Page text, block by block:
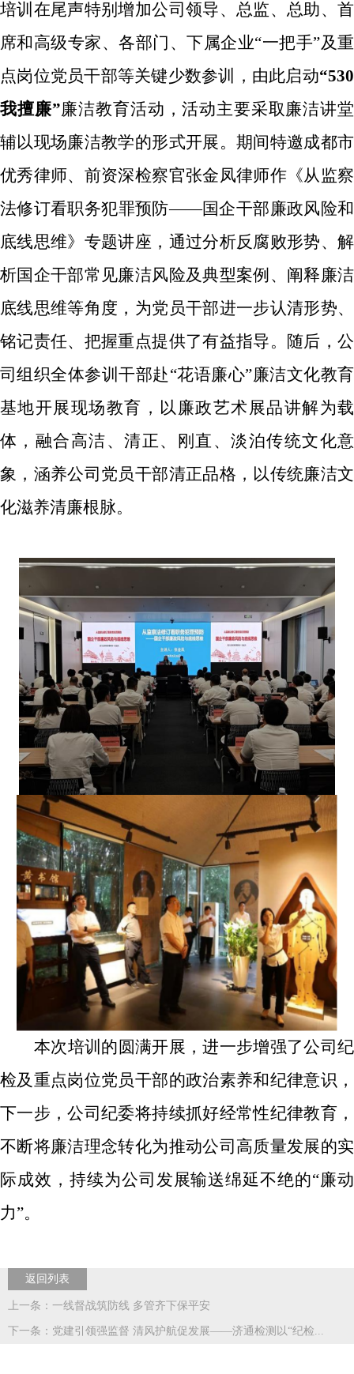
培训 在尾声特别增加公司领导、总监、总助、首
席和高级专家、各部门、下属企业“一把手”及重
点岗位党员干部等关键少数参训 ， 由此启动“530
我擅廉”廉洁教育活动，活动主要采取 廉洁讲堂
辅以现场廉洁教学的形式开展。 期间特邀成都市
优秀律师、前资深检察官张金凤律师作《从监察
法修订看职务犯罪预防——国企干部廉政风险和
底线思维》专题讲座 ，通过分析反腐败形势、解
析国企干部常见廉洁风险及典型案例、阐释廉洁
底线思维等角度 ， 为党员干部进一步认清形势、
铭记责任、把握重点提供了有益指导。 随后，公
司组织全体参训干部赴“花语廉心”廉洁文化教育
基地开展现场教育 ，以 廉政艺术 展品讲解为载
体 ， 融合高洁、清正、刚直、淡泊传统文化意
象，涵养公司党员干部清正品格， 以传统廉洁文
化滋养清廉根脉。
本次培训的圆满开展，进一步增强了公司纪
检及重点岗位党员干部的政治素养和纪律意识，
下一步，公司纪委将持续抓好经常性纪律教育，
不断将廉洁理念转化为推动公司高质量发展的实
际成效， 持续为公司发展输送绵延不绝的“廉动
力”。
返回列表
上一条：一线督战筑防线 多管齐下保平安
下一条：党建引领强监督 清风护航促发展——济通检测以“纪检...